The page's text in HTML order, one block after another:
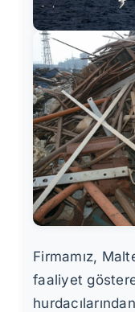
Firmamız,
faaliyet